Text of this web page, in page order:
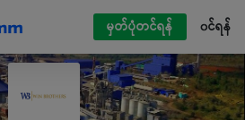
မှတ်ပုံတင်ရန် ၀င်ရန်